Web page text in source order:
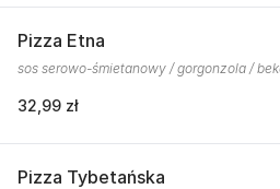
Pizza Etna
sos serowo-śmietanowy / gorgonzola /
32,99 zł
Pizza Tybetańska